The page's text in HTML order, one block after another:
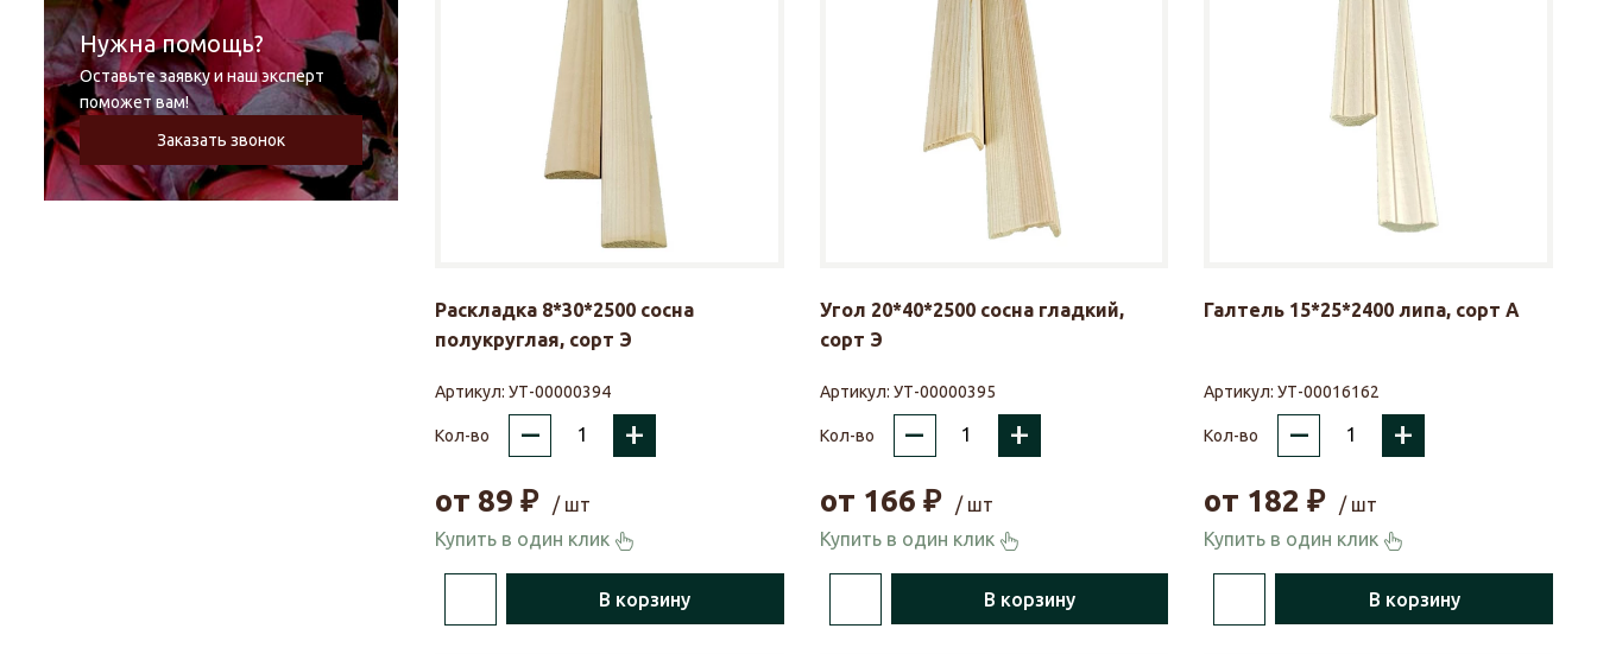
Нужна помощь?
Оставьте заявку и наш эксперт
поможет вам!
Заказать звонок
Раскладка 8*30*2500 сосна
полукруглая, сорт Э
Артикул: УТ-00000394
Кол-во – +
от 89 ₽
/ шт
Купить в один клик
В корзину
Угол 20*40*2500 сосна гладкий,
сорт Э
Артикул: УТ-00000395
Кол-во – +
от 166 ₽
/ шт
Купить в один клик
В корзину
Галтель 15*25*2400 липа, сорт А
Артикул:УТ-00016162
Кол-во – +
от 182 ₽
/ шт
Купить в один клик
В корзину